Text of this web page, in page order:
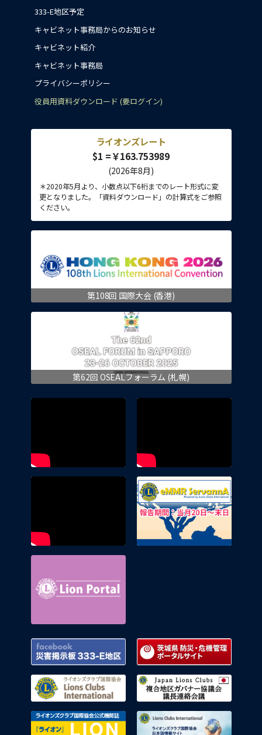
333-E地区予定
キャビネット事務局からのお知らせ
キャビネット紹介
キャビネット事務局
プライバシーポリシー
役員用資料ダウンロード (要ログイン)
ライオンズレート
$1 =￥163.753989
(2026年8月)
＊2020年5月より、小数点以下6桁までのレート形式に変
更となりました。「資料ダウンロード」の計算式をご参照
ください。
第108回 国際大会 (香港)
第62回 OSEALフォーラム (札幌)
Facebook 災害掲示板 333-E地区
ライオンズクラブ国際協会
ライオンズクラブ国際協会公式機関